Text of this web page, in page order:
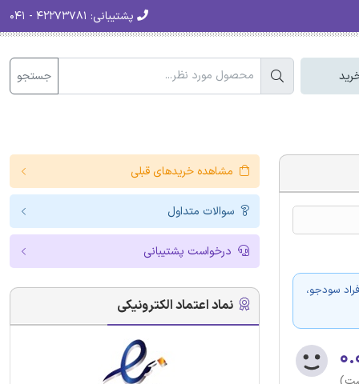
پشتیبانی:
جستجو
سودجو،
مشاهده خریدهای قبلی
سوالات متداول
درخواست پشتیبانی
نماد اعتماد الکترونیکی